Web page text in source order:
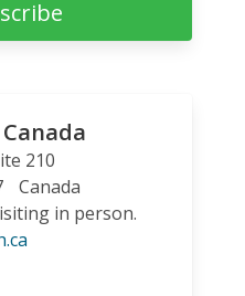
210
Canada
in person.